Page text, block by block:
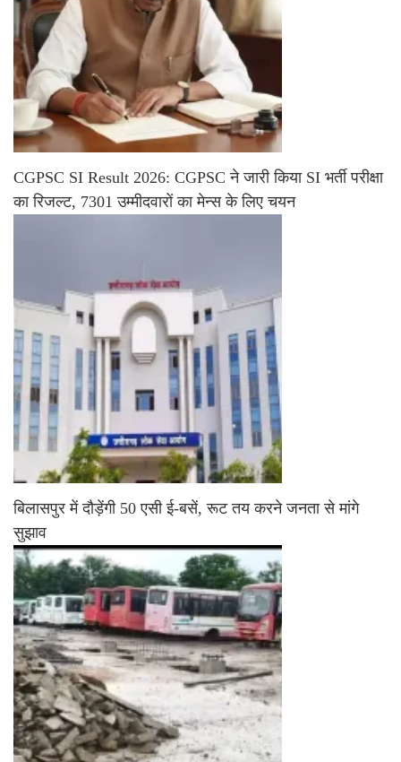
CGPSC SI Result 2026: CGPSC ने जारी किया SI भर्ती परीक्षा
का रिजल्ट, 7301 उम्मीदवारों का मेन्स के लिए चयन
बिलासपुर में दौड़ेंगी 50 एसी ई-बसें, रूट तय करने जनता से मांगे
सुझाव